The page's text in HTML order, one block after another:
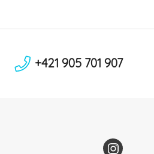
+421 905 701 907